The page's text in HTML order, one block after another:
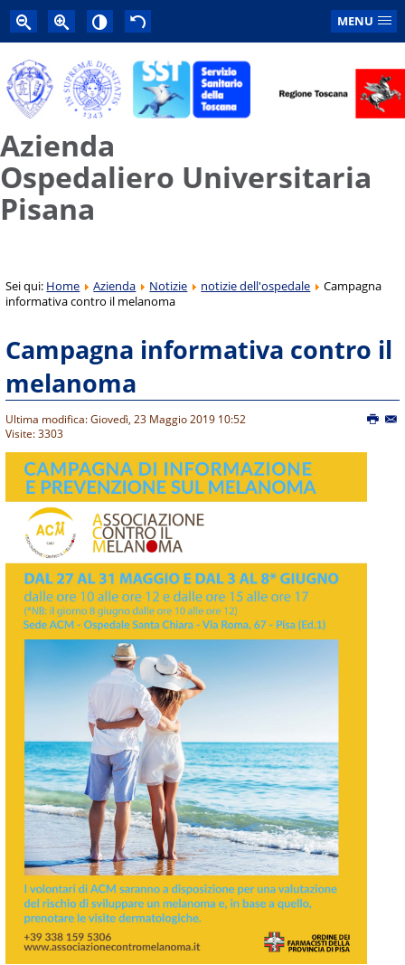
MENU
Azienda
Ospedaliero Universitaria
Pisana
Sei qui: Home Azienda Notizie notizie dell'ospedale
Campagna
informativa contro il melanoma
Campagna informativa contro il
melanoma
Ultima modifica: Giovedì, 23 Maggio 2019 10:52
Visite: 3303